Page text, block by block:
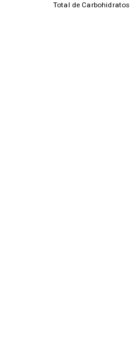
Total de Carbohidratos